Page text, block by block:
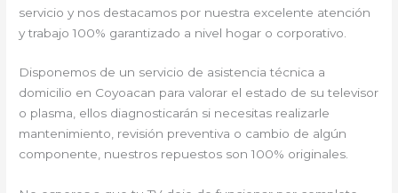
servicio y nos destacamos por nuestra excelente atención
y trabajo 100% garantizado a nivel hogar o corporativo.
Disponemos de un servicio de asistencia técnica a
domicilio en Coyoacan para valorar el estado de su televisor
o plasma, ellos diagnosticarán si necesitas realizarle
mantenimiento, revisión preventiva o cambio de algún
componente, nuestros repuestos son 100% originales.